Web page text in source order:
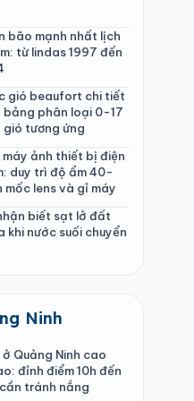
bão mạnh nhất lịch
từ lindas 1997 đến
gió beaufort chi tiết
bảng phân loại 0-17
tương ứng
máy ảnh thiết bị điện
duy trì độ ẩm 40-
mốc lens và gỉ máy
biết sạt lở đất
khi nước suối chuyển
Ninh
ở Quảng Ninh cao
đỉnh điểm 10h đến
tránh nắng